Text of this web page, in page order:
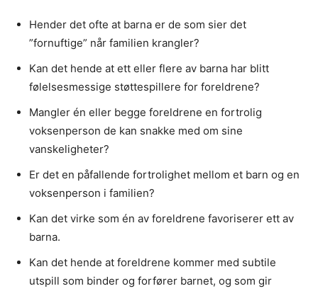
Hender det ofte at barna er de som sier det
”fornuftige” når familien krangler?
Kan det hende at ett eller flere av barna har blitt
følelsesmessige støttespillere for foreldrene?
Mangler én eller begge foreldrene en fortrolig
voksenperson de kan snakke med om sine
vanskeligheter?
Er det en påfallende fortrolighet mellom et barn og en
voksenperson i familien?
Kan det virke som én av foreldrene favoriserer ett av
barna.
Kan det hende at foreldrene kommer med subtile
utspill som binder og forfører barnet, og som gir